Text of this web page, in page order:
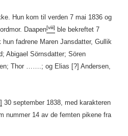
Hun kom til verden 7 mai 1836 og
Daapen[viii]
ble bekreftet 7
fadrene Maren Jansdatter, Gullik
Abigael Sörnsdatter; Sören
Thor …….; og Elias [?] Andersen,
30 september 1838, med karakteren
nummer 14 av de femten pikene fra